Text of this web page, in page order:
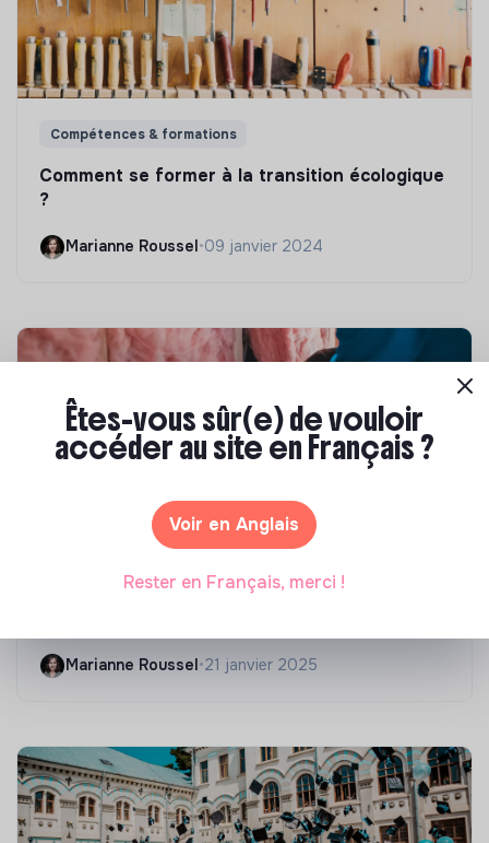
Compétences & formations
Comment se former à la transition écologique
?
Marianne Roussel •09 janvier 2024
Compétences & formations
Top 8 des formations en rénovation
Marianne Roussel•21 janvier 2025
Êtes-vous sûr(e) de vouloir
accéder au site en Français ?
Voir en Anglais
Rester en Français, merci !